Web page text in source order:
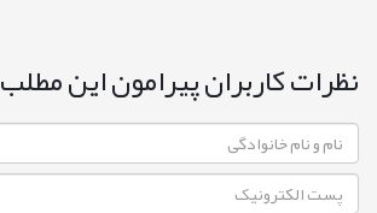
نظرات کاربران پیرامون این مطلب